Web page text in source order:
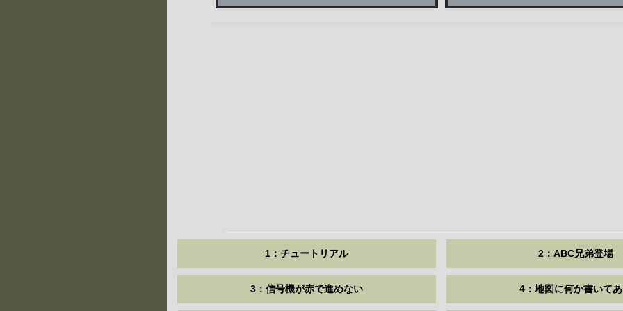
1：チュートリアル 2：ABC兄弟登場
3：信号機が赤で進めない 4：地図に何か書いて